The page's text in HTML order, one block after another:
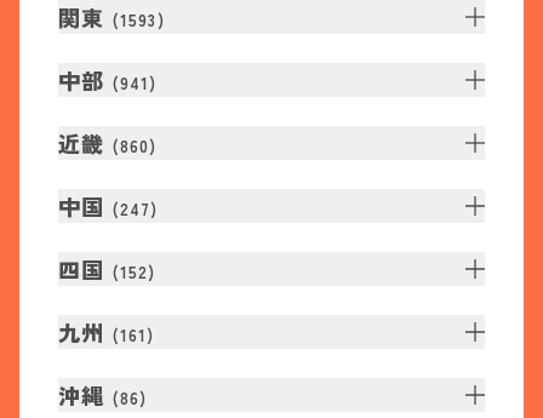
関東 (1593 )
中部 (941 )
近畿 (860)
中国 (247)
四国 (152)
九州 (161 )
沖縄 (86)